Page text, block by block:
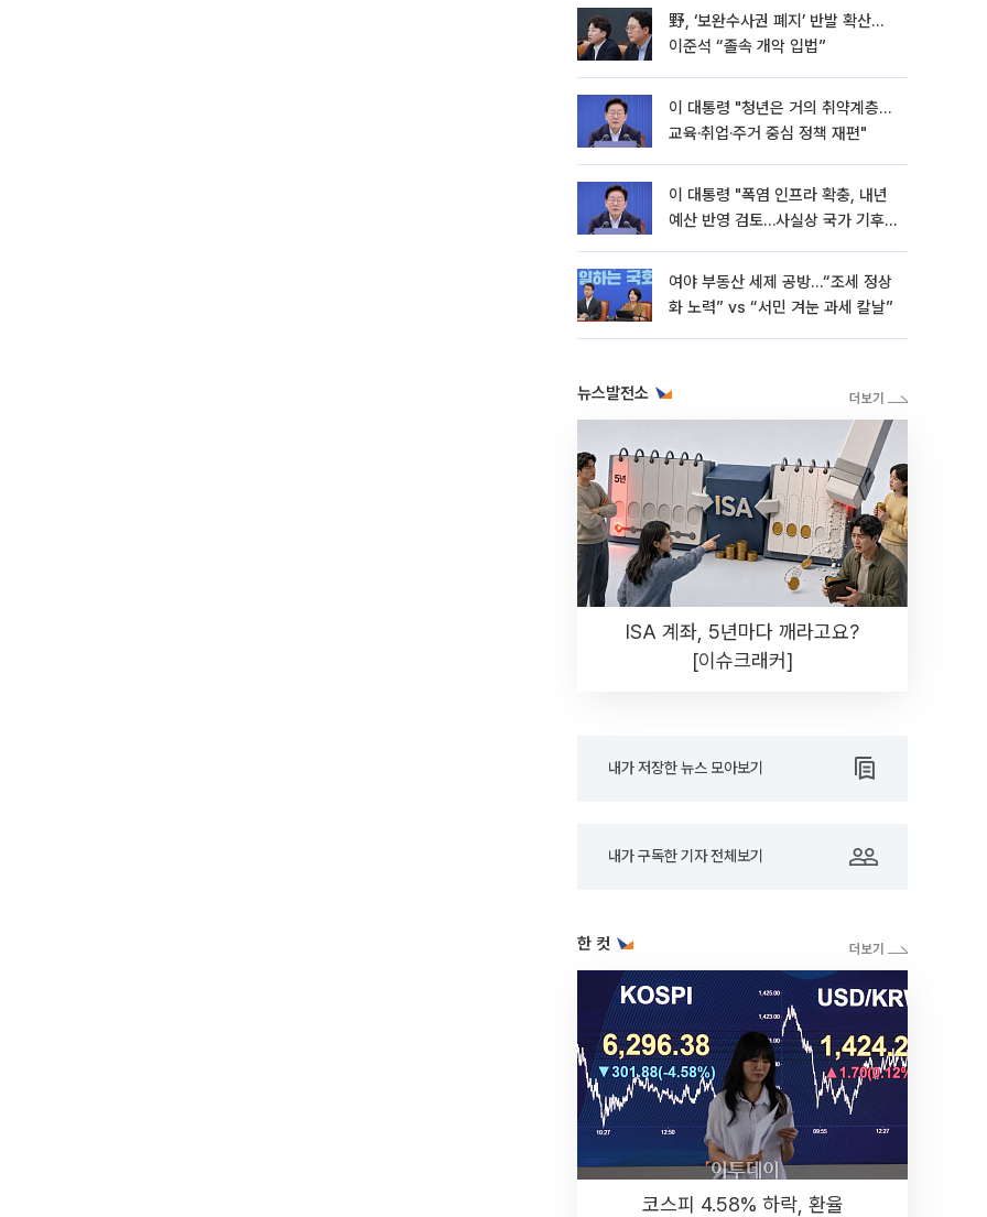
野, ‘보완수사권 폐지’ 반발 확산…
이준석 “졸속 개악 입법”
이 대통령 "청년은 거의 취약계층…
교육·취업·주거 중심 정책 재편"
이 대통령 "폭염 인프라 확충, 내년
예산 반영 검토…사실상 국가 기후
여야 부동산 세제 공방…“조세 정상
화 노력” vs “서민 겨눈 과세 칼날”
뉴스발전소
ISA 계좌, 5년마다 깨라고요?
[이슈크래커]
내가 저장한 뉴스 모아보기
내가 구독한 기자 전체보기
한 컷
코스피 4.58% 하락, 환율